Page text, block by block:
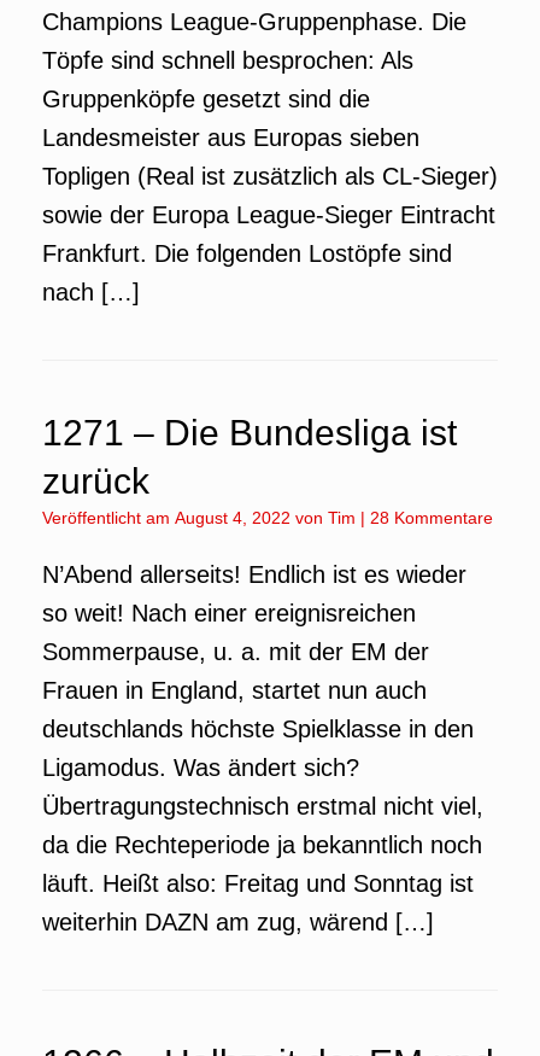
Champions League-Gruppenphase. Die
Töpfe sind schnell besprochen: Als
Gruppenköpfe gesetzt sind die
Landesmeister aus Europas sieben
Topligen (Real ist zusätzlich als CL-Sieger)
sowie der Europa League-Sieger Eintracht
Frankfurt. Die folgenden Lostöpfe sind
nach […]
1271 – Die Bundesliga ist
zurück
Veröffentlicht am August 4, 2022 von Tim | 28 Kommentare
N’Abend allerseits! Endlich ist es wieder
so weit! Nach einer ereignisreichen
Sommerpause, u. a. mit der EM der
Frauen in England, startet nun auch
deutschlands höchste Spielklasse in den
Ligamodus. Was ändert sich?
Übertragungstechnisch erstmal nicht viel,
da die Rechteperiode ja bekanntlich noch
läuft. Heißt also: Freitag und Sonntag ist
weiterhin DAZN am zug, wärend […]